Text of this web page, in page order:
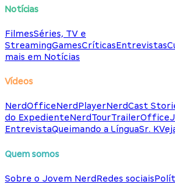
Notícias
FilmesSéries, TV e
StreamingGamesCríticasEntrevistas
mais em Notícias
Vídeos
NerdOfficeNerdPlayerNerdCast
do ExpedienteNerdTourTrailerOffice
EntrevistaQueimando a LínguaSr. K
Quem somos
Sobre o Jovem NerdRedes sociais